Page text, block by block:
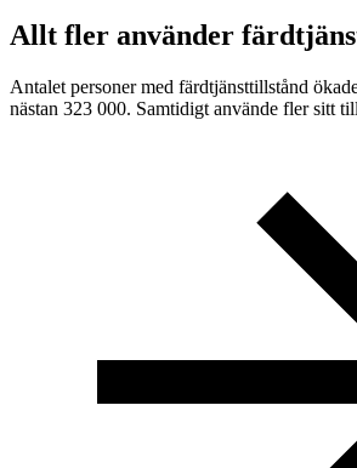
Allt fler använder
Antalet personer med färdtjänsttillstånd
nästan 323 000. Samtidigt använde fler sitt